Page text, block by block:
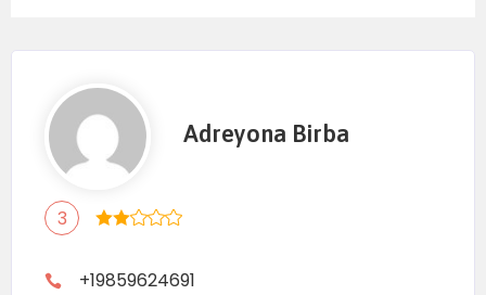
Adreyona Birba
3
+19859624691